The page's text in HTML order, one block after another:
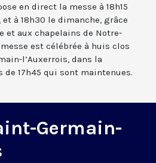
en direct la messe à 18h15
à 18h30 le dimanche, grâce
et aux chapelains de Notre-
est célébrée à huis clos
l’Auxerrois, dans la
de 17h45 qui sont maintenues.
Germain-